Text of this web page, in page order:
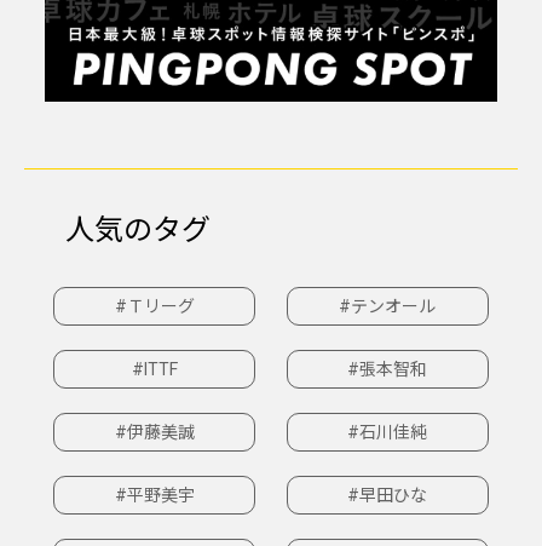
人気のタグ
#Ｔリーグ #テンオール
#ITTF #張本智和
#伊藤美誠 #石川佳純
#平野美宇 #早田ひな